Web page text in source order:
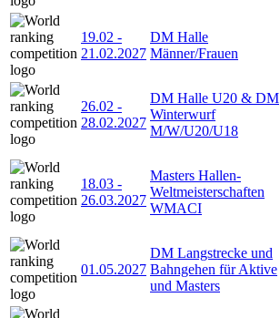
19.02 -
21.02.2027
DM Halle
Männer/Frauen
26.02 -
28.02.2027
DM Halle U20 & DM
Winterwurf
M/W/U20/U18
18.03 -
26.03.2027
Masters Hallen-
Weltmeisterschaften
WMACI
01.05.2027
DM Langstrecke und
Bahngehen für Aktive
und Masters